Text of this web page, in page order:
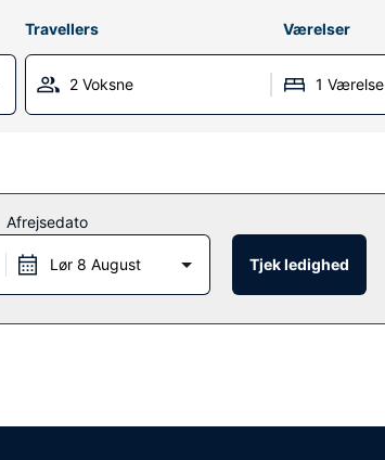
Travellers Værelser
2 Voksne 1 Værelse
Afrejsedato
Lør 8 August Tjek ledighed